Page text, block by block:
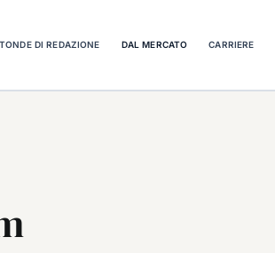
DI REDAZIONE DAL MERCATO CARRIERE